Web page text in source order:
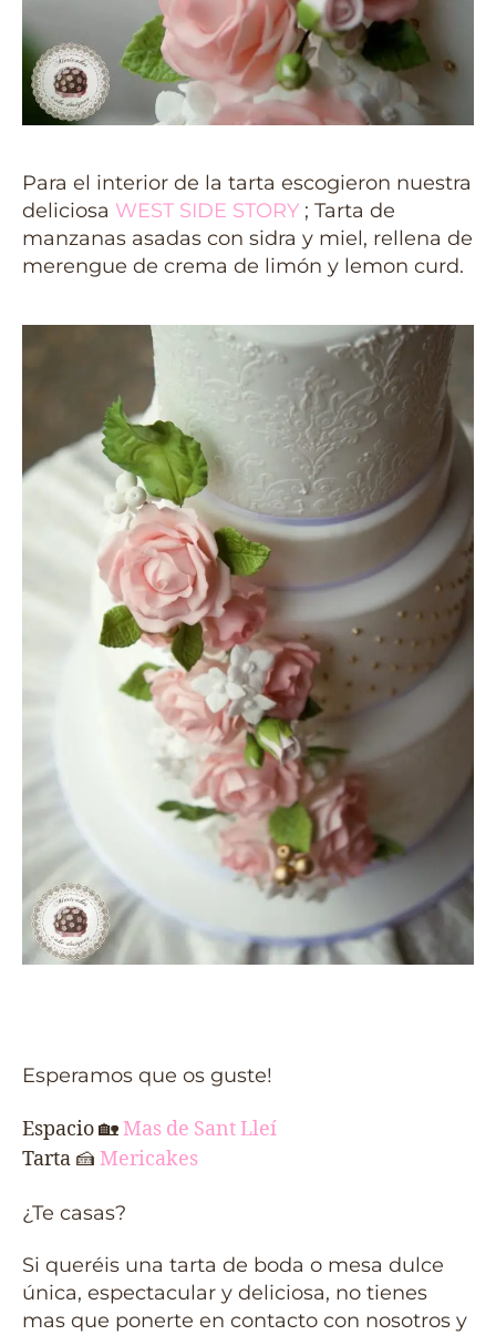
Para el interior de la tarta escogieron nuestra
deliciosa WEST SIDE STORY ; Tarta de
manzanas asadas con sidra y miel, rellena de
merengue de crema de limón y lemon curd.
Esperamos que os guste!
Espacio🏡Mas de Sant Lleí
Tarta 🍰 Mericakes
¿Te casas?
Si queréis una tarta de boda o mesa dulce
única, espectacular y deliciosa, no tienes
mas que ponerte en contacto con nosotros y